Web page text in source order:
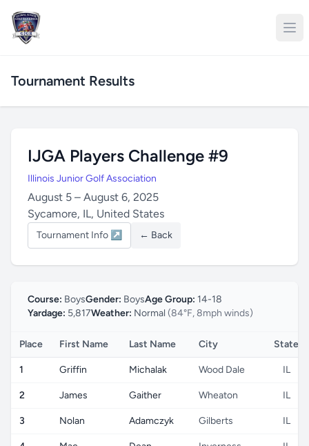
Tournament Results
IJGA Players Challenge #9
Illinois Junior Golf Association
August 5 – August 6, 2025
Sycamore, IL, United States
Tournament Info ↗ ← Back
Course: BoysGender: BoysAge Group: 14-18
Yardage: 5,817Weather: Normal (84°F, 8mph winds)
Place First Name Last Name City State
1 Griffin Michalak Wood Dale IL
2 James Gaither Wheaton IL
3 Nolan Adamczyk Gilberts IL